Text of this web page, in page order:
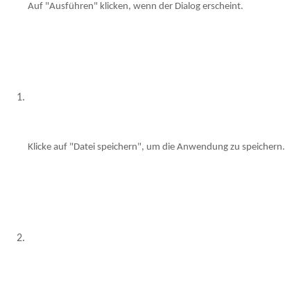
Auf "Ausführen" klicken, wenn der Dialog erscheint.
Klicke auf "Datei speichern", um die Anwendung zu speichern.